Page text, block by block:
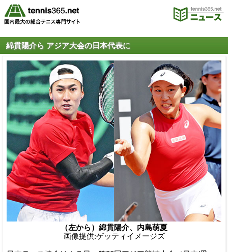
綿貫陽介ら アジア大会の日本代表に
（左から）綿貫陽介、内島萌夏
画像提供:ゲッティイメージズ